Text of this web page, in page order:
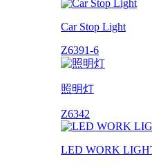
Car Stop Light
Z6391-6
照明灯
Z6342
LED WORK